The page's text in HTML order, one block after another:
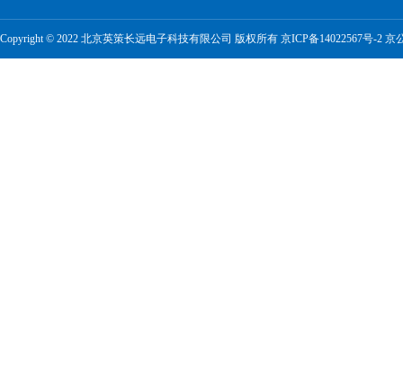
Copyright © 2022 北京英策长远电子科技有限公司 版权所有 京ICP备14022567号-2 京